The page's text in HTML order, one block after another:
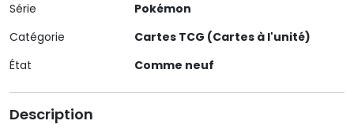
Série
Pokémon
Catégorie
Cartes TCG (Cartes à l'unité)
État
Comme neuf
Description